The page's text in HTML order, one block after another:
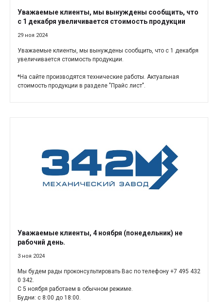
Уважаемые клиенты, мы вынуждены сообщить, что
с 1 декабря увеличивается стоимость продукции
29 ноя 2024
Уважаемые клиенты, мы вынуждены сообщить, что с 1 декабря
увеличивается стоимость продукции.
*На сайте производятся технические работы. Актуальная
стоимость продукции в разделе "Прайс лист".
Уважаемые клиенты, 4 ноября (понедельник) не
рабочий день.
3 ноя 2024
Мы будем рады проконсультировать Вас по телефону +7 495 432
0 342.
С 5 ноября работаем в обычном режиме.
Будни: с 8:00 до 18:00.